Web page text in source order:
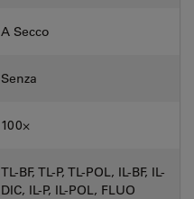
A Secco
Senza
100⨉
TL-BF, TL-P, TL-POL, IL-BF, IL-
DIC, IL-P, IL-POL, FLUO